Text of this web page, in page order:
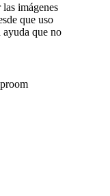
imágenes
que uso
ayuda que no